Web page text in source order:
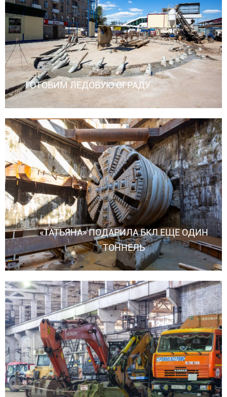
ГОТОВИМ ЛЕДОВУЮ ОГРАДУ
«ТАТЬЯНА» ПОДАРИЛА БКЛ ЕЩЕ ОДИН
ТОННЕЛЬ